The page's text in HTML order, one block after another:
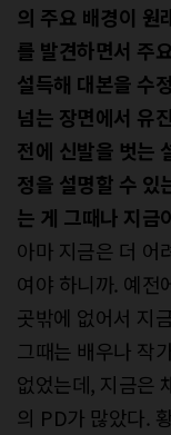
의 주요 배경이 원
를 발견하면서 주
설득해 대본을 수
넘는 장면에서 유
전에 신발을 벗는
정을 설명할 수 있
는 게 그때나 지금
아마 지금은 더 어
여야 하니까. 예전
곳밖에 없어서 지
그때는 배우나 작
없었는데, 지금은
의 PD가 많았다.